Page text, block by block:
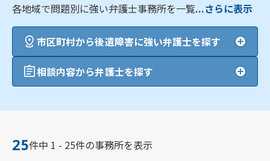
各地域で問題別に強い弁護士事務所を一覧...さらに表示
市区町村から後遺障害に強い弁護士を探す
相談内容から弁護士を探す
25件中 1 - 25件の事務所を表示